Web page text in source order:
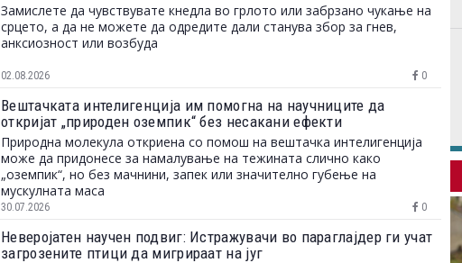
Замислете да чувствувате кнедла во грлото или забрзано чукање на
срцето, а да не можете да одредите дали станува збор за гнев,
анксиозност или возбуда
02.08.2026 0
Вештачката интелигенција им помогна на научниците да
откријат „природен оземпик“ без несакани ефекти
Природна молекула откриена со помош на вештачка интелигенција
може да придонесе за намалување на тежината слично како
„оземпик“, но без мачнини, запек или значително губење на
мускулната маса
30.07.2026 0
Неверојатен научен подвиг: Истражувачи во параглајдер ги учат
загрозените птици да мигрираат на југ